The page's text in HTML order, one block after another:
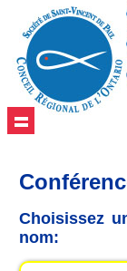
Choisissez
nom: